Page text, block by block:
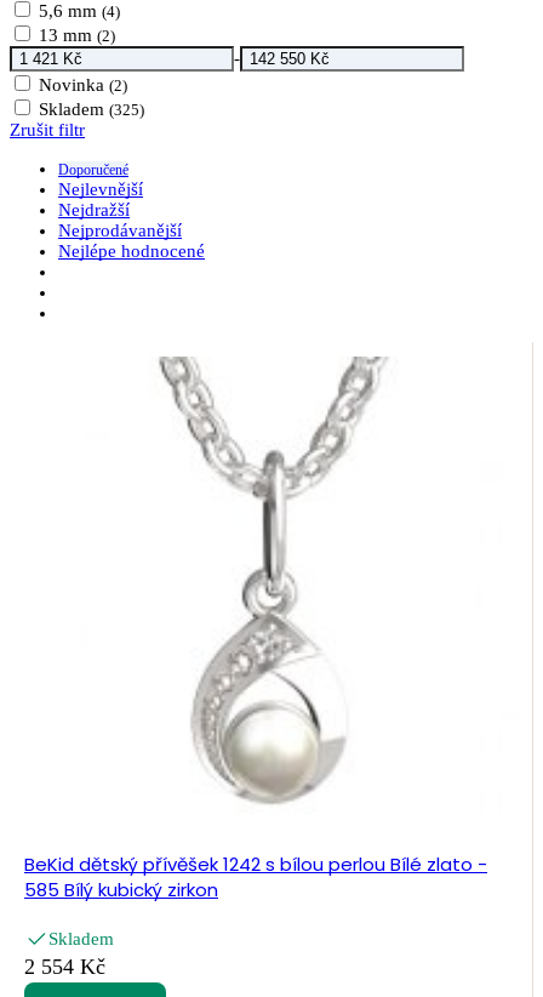
5,6 mm (4)
13 mm (2)
-
Novinka (2)
Skladem (325)
Zrušit filtr
Doporučené
Nejlevnější
Nejdražší
Nejprodávanější
Nejlépe hodnocené
BeKid dětský přívěšek 1242 s bílou perlou Bílé zlato -
585 Bílý kubický zirkon
Skladem
2 554 Kč